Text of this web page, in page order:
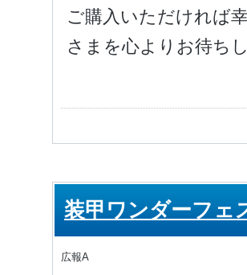
ご購入いただければ
さまを心よりお待ち
装甲ワンダーフェ
広報A